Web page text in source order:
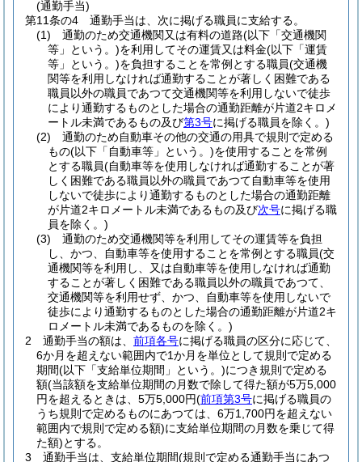
(通勤手当)
第11条の4
通勤手当は、次に掲げる職員に支給する。
(1)
通勤のため交通機関又は有料の道路(以下「交通機関
等」という。)を利用してその運賃又は料金(以下「運賃
等」という。)を負担することを常例とする職員(交通機
関等を利用しなければ通勤することが著しく困難である
職員以外の職員であつて交通機関等を利用しないで徒歩
により通勤するものとした場合の通勤距離が片道2キロメ
ートル未満であるもの及び第3号に掲げる職員を除く。)
(2)
通勤のため自動車その他の交通の用具で規則で定める
もの(以下「自動車等」という。)を使用することを常例
とする職員(自動車等を使用しなければ通勤することが著
しく困難である職員以外の職員であつて自動車等を使用
しないで徒歩により通勤するものとした場合の通勤距離
が片道2キロメートル未満であるもの及び次号に掲げる職
員を除く。)
(3)
通勤のため交通機関等を利用してその運賃等を負担
し、かつ、自動車等を使用することを常例とする職員(交
通機関等を利用し、又は自動車等を使用しなければ通勤
することが著しく困難である職員以外の職員であつて、
交通機関等を利用せず、かつ、自動車等を使用しないで
徒歩により通勤するものとした場合の通勤距離が片道2キ
ロメートル未満であるものを除く。)
2
通勤手当の額は、 前項各号に掲げる職員の区分に応じて、
6か月を超えない範囲内で1か月を単位として規則で定める
期間(以下「支給単位期間」という。)につき規則で定める
額(当該額を支給単位期間の月数で除して得た額が5万5,000
円を超えるときは、5万5,000円(前項第3号に掲げる職員の
うち規則で定めるものにあつては、6万1,700円を超えない
範囲内で規則で定める額)に支給単位期間の月数を乗じて得
た額)とする。
3
通勤手当は、支給単位期間(規則で定める通勤手当にあつ